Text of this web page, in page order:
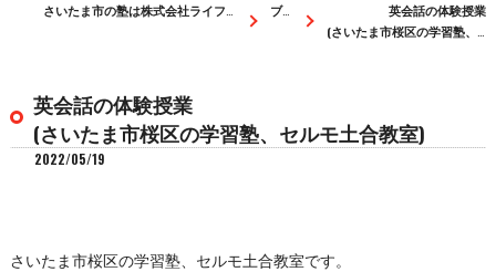
ブログ
英会話の体験授業
(さいたま市桜区の学習塾、セルモ土合教室)
英会話の体験授業
(さいたま市桜区の学習塾、セルモ土合教室)
2022/05/19
さいたま市桜区の学習塾、セルモ土合教室です。